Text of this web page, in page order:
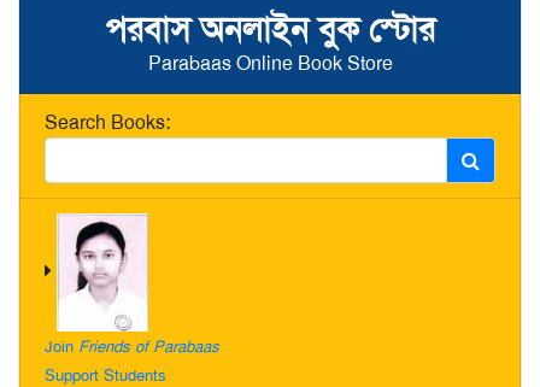
পরবাস অনলাইন বুক স্টোর
Parabaas Online Book Store
Search Books:
Join Friends of Parabaas
Support Students